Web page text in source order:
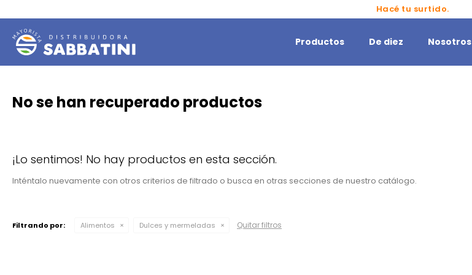
Hacé tu surtido.
Productos De diez Nosotros
No se han recuperado productos
¡Lo sentimos! No hay productos en esta sección.
Inténtalo nuevamente con otros criterios de filtrado o busca en otras secciones de nuestro catálogo.
Filtrando por: Alimentos Dulces y mermeladas Quitar filtros